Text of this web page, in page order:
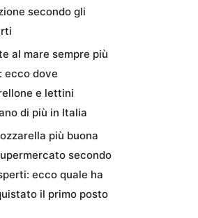
secondo gli
al mare sempre più
ecco dove
e lettini
di più in Italia
più buona
secondo
ecco quale ha
il primo posto